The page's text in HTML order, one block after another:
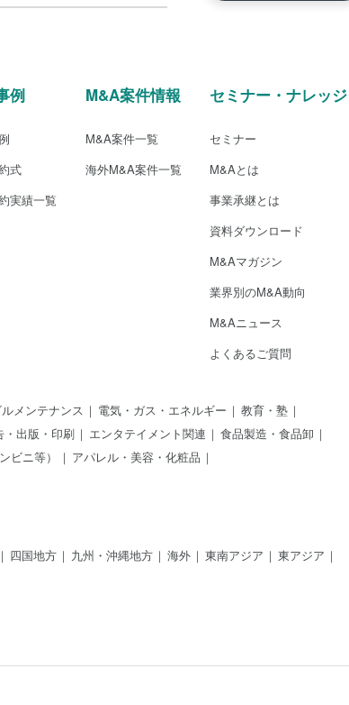
例
式
実績一覧
M&A案件情報
M&A案件一覧
海外M&A案件一覧
セミナー・ナレッジ
セミナー
M&Aとは
事業承継とは
資料ダウンロード
M&Aマガジン
業界別のM&A動向
M&Aニュース
よくあるご質問
メンテナンス 電気・ガス・エネルギー
教育・塾
・出版・印刷 エンタテイメント関連
食品製造・食品卸
ビニ等）
アパレル・美容・化粧品
四国地方 九州・沖縄地方 海外 東南アジア
東アジア